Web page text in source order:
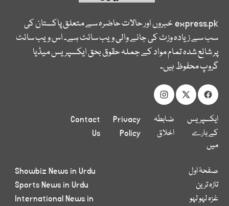
express.pkخبروں اور حالات حاضرہ سے متعلق پاکستان کی
سب سے زیادہ وزٹ کی جانے والی ویب سائٹ ہے۔ اس ویب سائٹ
پر شائع شدہ تمام مواد کے جملہ حقوق بحق ایکسپریس میڈیا
گروپ محفوظ ہیں۔
ایکسپریس
کے بارے
میں
ضابطہ
اخلاق
Privacy
Policy
Contact
Us
صفحۂ اول
تازہ ترین
غزہ لہو لہو
Showbiz News in Urdu
Sports News in Urdu
International News in